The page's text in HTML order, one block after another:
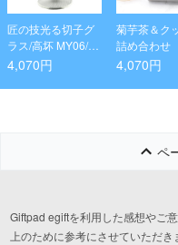
匠の技光る切子グ
ラス/高坏 MY06/B
K
4,070円
菊芋茶＆ク
詰め合わせ
4,070円
ペ
Giftpad egiftを利用した感想やご
上のために参考にさせていただき